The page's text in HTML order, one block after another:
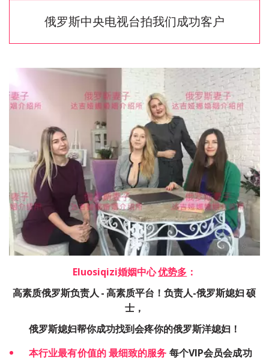
俄罗斯中央电视台拍我们成功客户
Eluosiqizi婚姻中心 优势多：
高素质俄罗斯负责人 -高素质平台！负责人-俄罗斯媳妇 硕
士，
俄罗斯媳妇帮你成功找到会疼你的俄罗斯洋媳妇！
本行业最有价值的 最细致的服务 每个VIP会员会成功